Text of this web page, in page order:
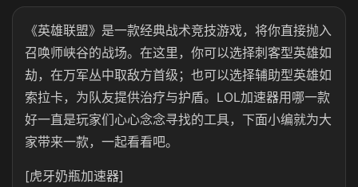
《英雄联盟》是一款经典战术竞技游戏，将你直接抛入
召唤师峡谷的战场。在这里，你可以选择刺客型英雄如
劫，在万军丛中取敌方首级；也可以选择辅助型英雄如
索拉卡，为队友提供治疗与护盾。LOL加速器用哪一款
好一直是玩家们心心念念寻找的工具，下面小编就为大
家带来一款，一起看看吧。
[虎牙奶瓶加速器]